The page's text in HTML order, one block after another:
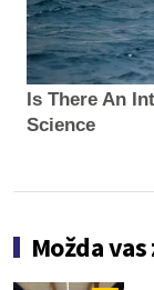
Is There An
Science
Možda